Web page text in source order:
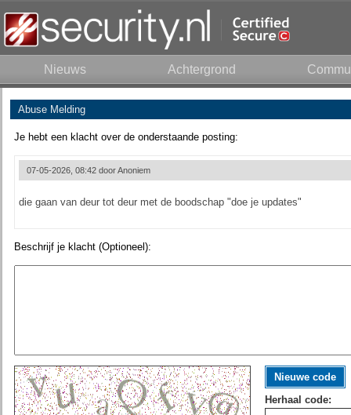
Nieuws Achtergrond
Abuse Melding
Je hebt een klacht over de onderstaande posting:
07-05-2026, 08:42 doorAnoniem
die gaan van deur tot deur met de boodschap "doe je updates"
Beschrijf je klacht (Optioneel):
Nieuwe code
Herhaal code: